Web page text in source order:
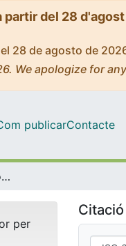
del 28
28 de agosto de
We apologize for
publicarContacte
Aplicación de parámetros geoeléctricos en el estudio de las aguas subterráneas (Cuenca de Valls, Tarragona)
per
Citació